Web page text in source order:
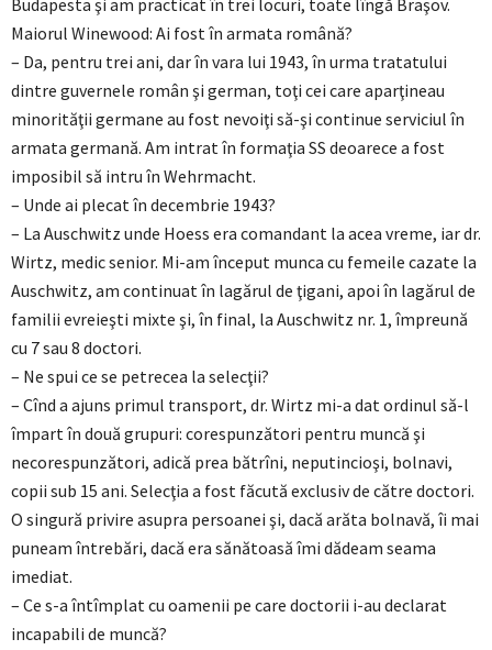
Budapesta şi am practicat în trei locuri, toate lîngă Braşov.
Maiorul Winewood: Ai fost în armata română?
– Da, pentru trei ani, dar în vara lui 1943, în urma tratatului
dintre guvernele român şi german, toţi cei care aparţineau
minorităţii germane au fost nevoiţi să-şi continue serviciul în
armata germană. Am intrat în formaţia SS deoarece a fost
imposibil să intru în Wehrmacht.
– Unde ai plecat în decembrie 1943?
– La Auschwitz unde Hoess era comandant la acea vreme, iar dr.
Wirtz, medic senior. Mi-am început munca cu femeile cazate la
Auschwitz, am continuat în lagărul de ţigani, apoi în lagărul de
familii evreieşti mixte şi, în final, la Auschwitz nr. 1, împreună
cu 7 sau 8 doctori.
– Ne spui ce se petrecea la selecţii?
– Cînd a ajuns primul transport, dr. Wirtz mi-a dat ordinul să-l
împart în două grupuri: corespunzători pentru muncă şi
necorespunzători, adică prea bătrîni, neputincioşi, bolnavi,
copii sub 15 ani. Selecţia a fost făcută exclusiv de către doctori.
O singură privire asupra persoanei şi, dacă arăta bolnavă, îi mai
puneam întrebări, dacă era sănătoasă îmi dădeam seama
imediat.
– Ce s-a întîmplat cu oamenii pe care doctorii i-au declarat
incapabili de muncă?